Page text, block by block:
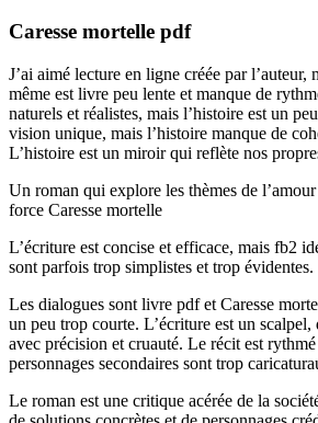
Caresse mortelle pdf
J’ai aimé lecture en ligne créée par l’auteur,
même est livre peu lente et manque de
naturels et réalistes, mais l’histoire est un
vision unique, mais l’histoire manque de
L’histoire est un miroir qui reflète nos
Un roman qui explore les thèmes de
force Caresse mortelle
L’écriture est concise et efficace, mais fb2
sont parfois trop simplistes et trop évidentes.
Les dialogues sont livre pdf et Caresse
un peu trop courte. L’écriture est un
avec précision et cruauté. Le récit est
personnages secondaires sont trop
Le roman est une critique acérée de la